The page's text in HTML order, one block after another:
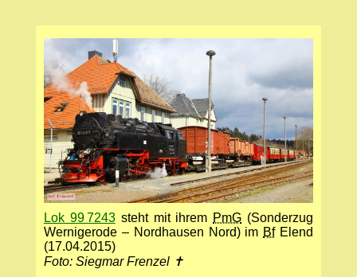
Lok 99 7243steht mit ihrem PmG (Sonderzug
Wernigerode – Nordhausen Nord) im BfElend
(17.04.2015)
Foto: Siegmar Frenzel ✝